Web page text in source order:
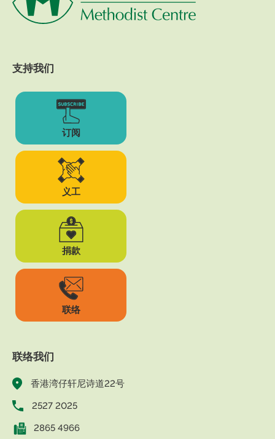
支持我们
订阅
义工
捐款
联络
联络我们
香港湾仔轩尼诗道22号
2527 2025
2865 4966